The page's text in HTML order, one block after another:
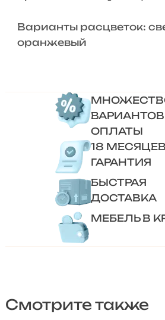
Варианты расцветок:
оранжевый
ВАРИАНТОВ
ОПЛАТЫ
18 МЕСЯЦЕВ
ГАРАНТИЯ
БЫСТРАЯ
ДОСТАВКА
МЕБЕЛЬ В
Смотрите также